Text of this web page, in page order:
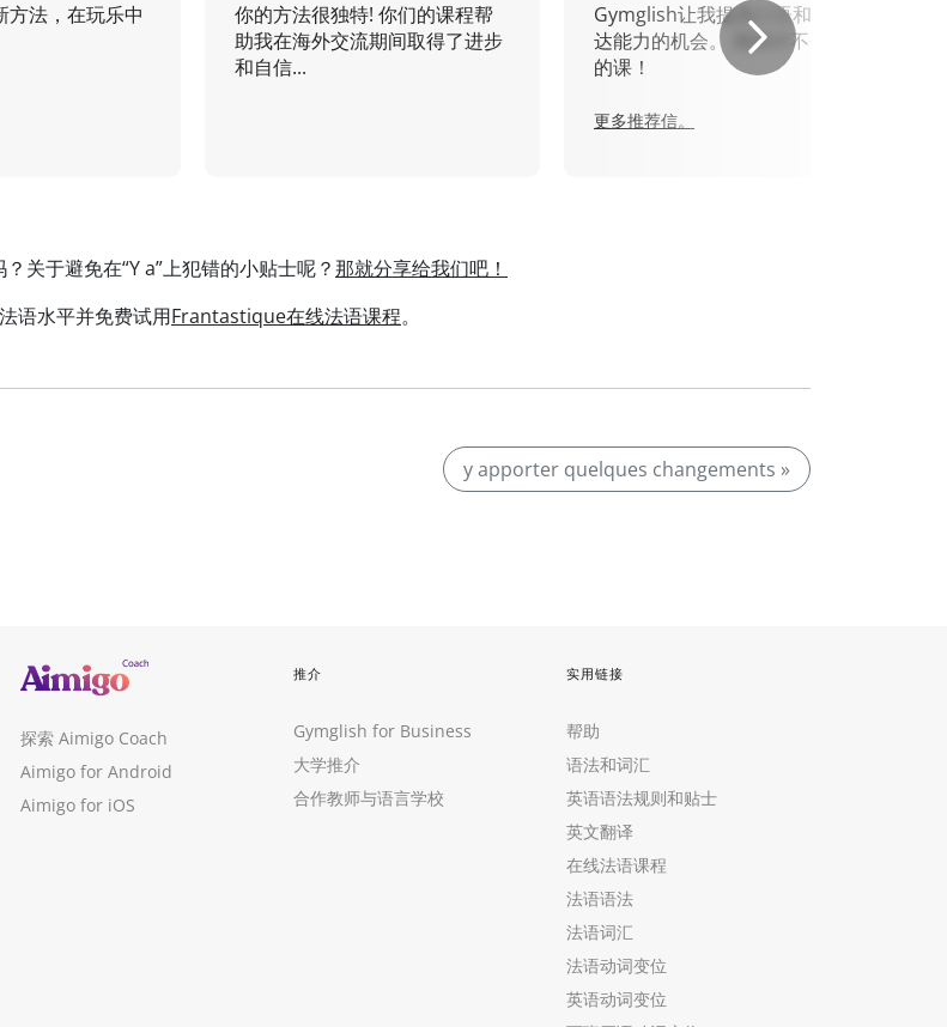
方法，在玩乐中
你的方法很独特! 你们的课程帮
助我在海外交流期间取得了进步
和自信...
Gymglish让我提高口语和书面表
达能力的机会。 我绝对不会错过
的课！
更多推荐信。
关于避免在“Y a”上犯错的小贴士呢？那就分享给我们吧！
语水平并免费试用Frantastique在线法语课程。
y apporter quelques changements »
探索 Aimigo Coach
Aimigo for Android
Aimigo for iOS
推介
Gymglish for Business
大学推介
合作教师与语言学校
实用链接
帮助
语法和词汇
英语语法规则和贴士
英文翻译
在线法语课程
法语语法
法语词汇
法语动词变位
英语动词变位